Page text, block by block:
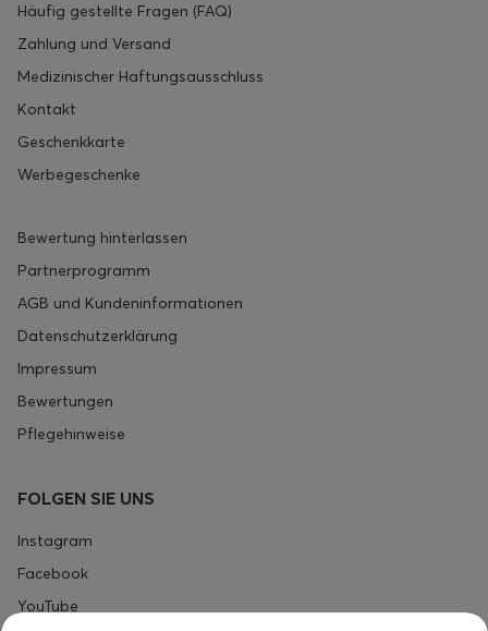
Häufig gestellte Fragen (FAQ)
Zahlung und Versand
Medizinischer Haftungsausschluss
Kontakt
Geschenkkarte
Werbegeschenke
Bewertung hinterlassen
Partnerprogramm
AGB und Kundeninformationen
Datenschutzerklärung
Impressum
Bewertungen
Pflegehinweise
FOLGEN SIE UNS
Instagram
Facebook
YouTube